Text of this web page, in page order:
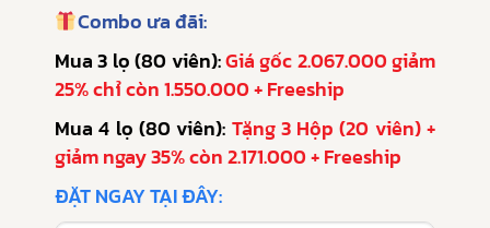
Combo ưa đãi:
Mua 3 lọ (80 viên):Giá gốc 2.067.000 giảm
25% chỉ còn 1.550.000 + Freeship
Mua 4 lọ (80 viên): Tặng 3 Hộp (20 viên) +
giảm ngay 35% còn 2.171.000 + Freeship
ĐẶT NGAY TẠI ĐÂY: